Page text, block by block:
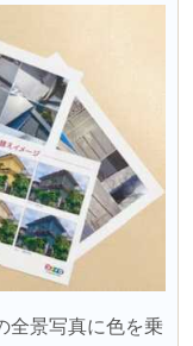
全景写真に色を乗